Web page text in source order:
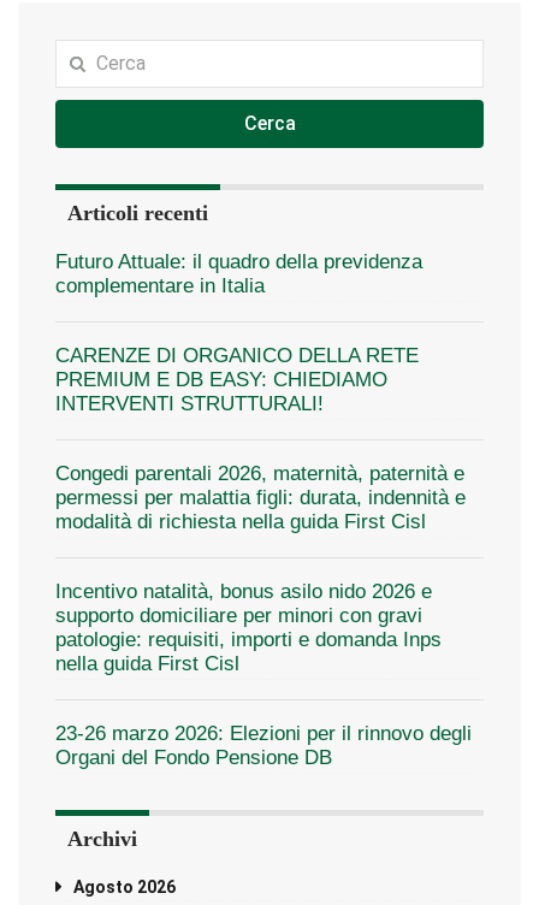
Cerca
Articoli recenti
Futuro Attuale: il quadro della previdenza
complementare in Italia
CARENZE DI ORGANICO DELLA RETE
PREMIUM E DB EASY: CHIEDIAMO
INTERVENTI STRUTTURALI!
Congedi parentali 2026, maternità, paternità e
permessi per malattia figli: durata, indennità e
modalità di richiesta nella guida First Cisl
Incentivo natalità, bonus asilo nido 2026 e
supporto domiciliare per minori con gravi
patologie: requisiti, importi e domanda Inps
nella guida First Cisl
23-26 marzo 2026: Elezioni per il rinnovo degli
Organi del Fondo Pensione DB
Archivi
Agosto 2026